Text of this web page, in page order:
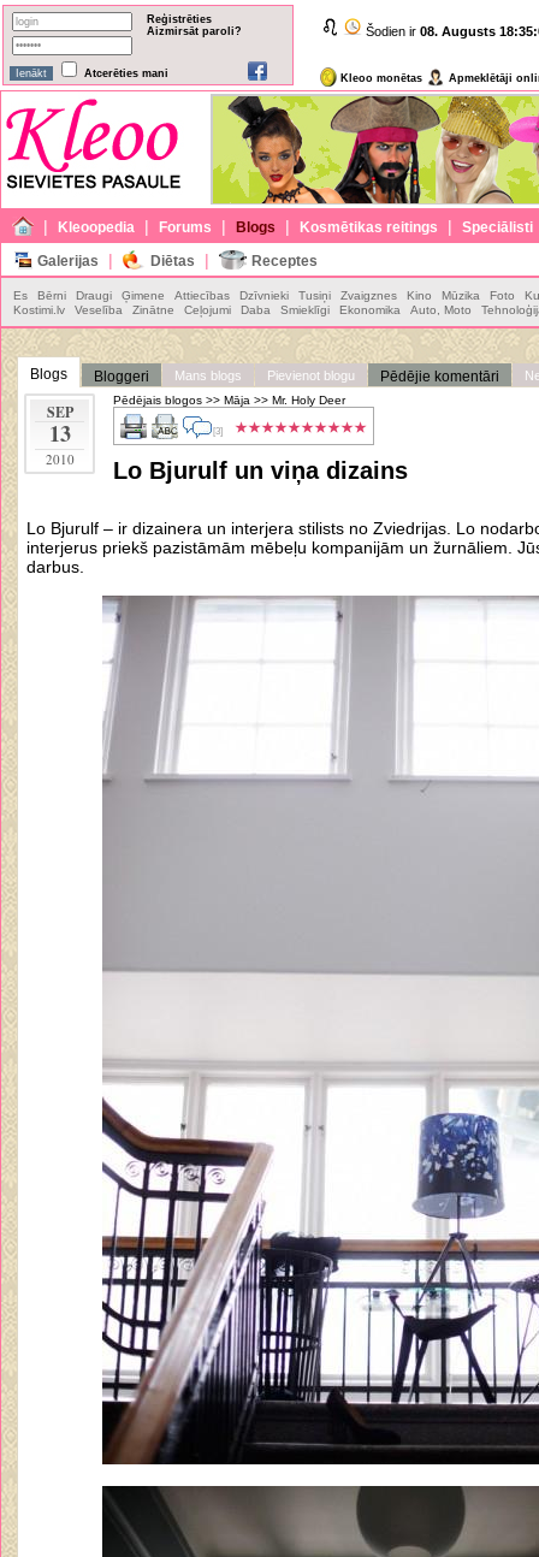
Reģistrēties
Aizmirsāt paroli?
Atcerēties mani
Šodien ir 08. Augusts
Kleoo monētas Apmeklētāji
| Kleoopedia | Forums | Blogs | Kosmētikas reitings | Speciālisti
Galerijas | Diētas | Receptes
Es Bērni Draugi Ģimene Attiecības Dzīvnieki Tusiņi Zvaigznes Kino Mūzika Foto
Kostimi.lv
Veselība Zinātne Ceļojumi Daba Smieklīgi Ekonomika Auto, Moto
Blogs Bloggeri Mans blogs Pievienot blogu Pēdējie komentāri
SEP
13
2010
Pēdējais blogos >> Māja >> Mr. Holy Deer
[3]
Lo Bjurulf un viņa dizains
Lo Bjurulf – ir dizainera un interjera stilists no Zviedrijas . Lo
interjerus priekš pazistāmām mēbeļu kompanijām un žurnāliem.
darbus.